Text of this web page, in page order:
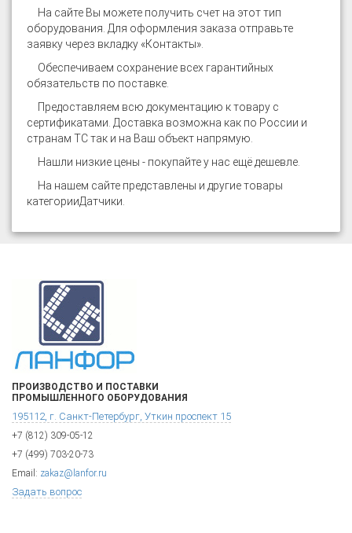
На сайте Вы можете получить счет на этот тип
оборудования. Для оформления заказа отправьте
заявку через вкладку «Контакты».
Обеспечиваем сохранение всех гарантийных
обязательств по поставке.
Предоставляем всю документацию к товару с
сертификатами. Доставка возможна как по России и
странам ТС так и на Ваш объект напрямую.
Нашли низкие цены - покупайте у нас ещё дешевле.
На нашем сайте представлены и другие товары
категорииДатчики
ПРОИЗВОДСТВО И ПОСТАВКИ
ПРОМЫШЛЕННОГО ОБОРУДОВАНИЯ
195112, г. Санкт-Петербург, Уткин проспект 15
+7 (812) 309-05-12
+7 (499) 703-20-73
Email: zakaz@lanfor.ru
Задать вопрос